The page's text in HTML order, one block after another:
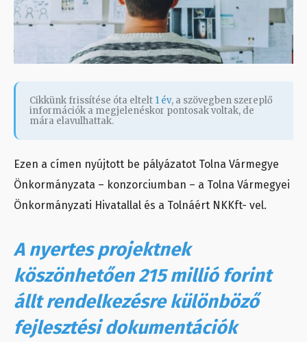
Cikkünk frissítése óta eltelt 1 év, a szövegben szereplő
információk a megjelenéskor pontosak voltak, de
mára elavulhattak.
Ezen a címen nyújtott be pályázatot Tolna Vármegye
Önkormányzata – konzorciumban – a Tolna Vármegyei
Önkormányzati Hivatallal és a Tolnáért NKKft- vel.
A nyertes projektnek
köszönhetően 215 millió forint
állt rendelkezésre különböző
fejlesztési dokumentációk